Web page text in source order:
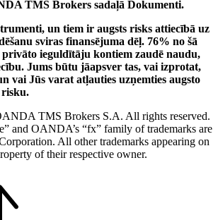
TMS Brokers sadaļā Dokumenti.
un tiem ir augsts risks attiecībā uz
sviras finansējuma dēļ. 76% no šā
ieguldītāju kontiem zaudē naudu,
Jums būtu jāapsver tas, vai izprotat,
vai Jūs varat atļauties uzņemties augsto
risku.
TMS Brokers S.A. All rights reserved.
and OANDA’s “fx” family of trademarks are
All other trademarks appearing on
of their respective owner.